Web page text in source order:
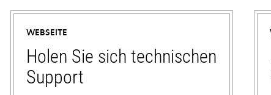
WEBSEITE
Holen Sie sich technischen
Support